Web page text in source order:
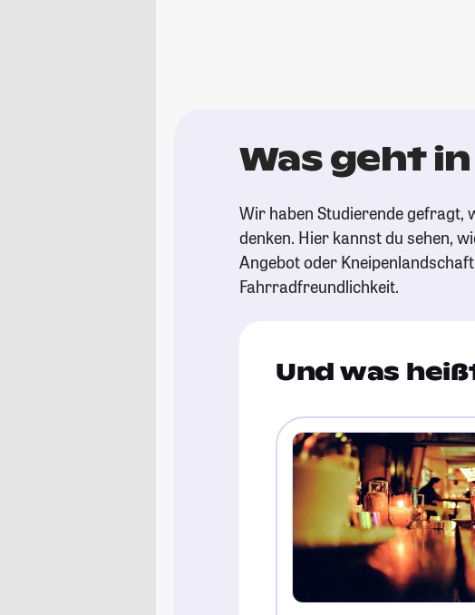
Was geht
Wir haben Studierende gefragt,
denken. Hier kannst du sehen,
Angebot oder
Fahrradfreundlichkeit.
Und was